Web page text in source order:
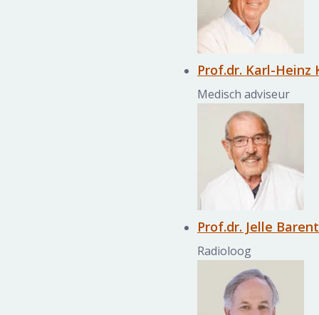
Prof.dr. Karl-Heinz
Medisch adviseur
Prof.dr. Jelle
Radioloog